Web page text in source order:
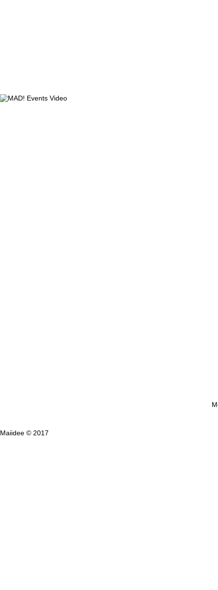
Maiidee © 2017